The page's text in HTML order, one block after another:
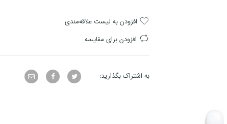
افزودن به لیست علاقه‌مندی
افزودن برای مقایسه
به اشتراک بگذارید: